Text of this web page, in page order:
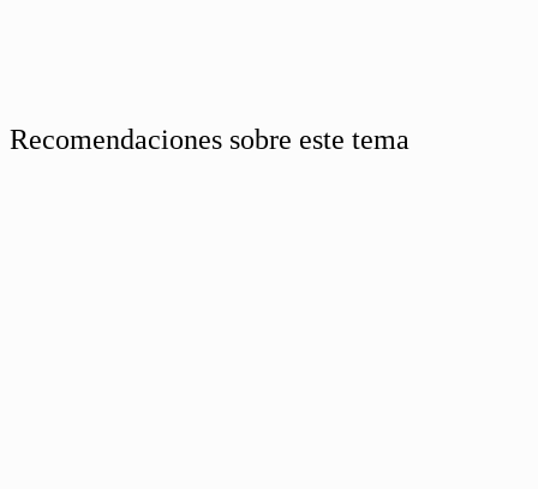
Recomendaciones sobre este tema